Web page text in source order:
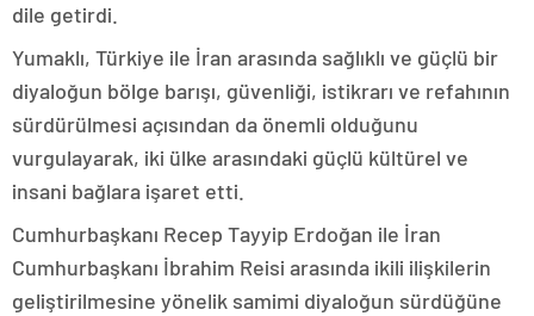
dile getirdi.
Yumaklı, Türkiye ile İran arasında sağlıklı ve güçlü bir
diyaloğun bölge barışı, güvenliği, istikrarı ve refahının
sürdürülmesi açısından da önemli olduğunu
vurgulayarak, iki ülke arasındaki güçlü kültürel ve
insani bağlara işaret etti.
Cumhurbaşkanı Recep Tayyip Erdoğan ile İran
Cumhurbaşkanı İbrahim Reisi arasında ikili ilişkilerin
geliştirilmesine yönelik samimi diyaloğun sürdüğüne